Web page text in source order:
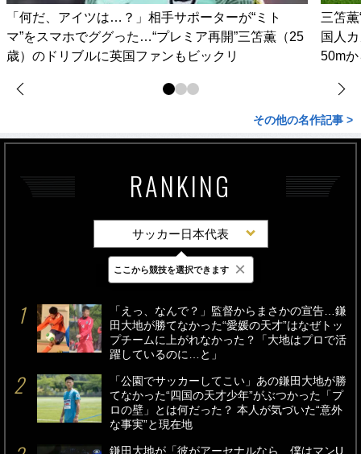
「何だ、アイツは…？」相手サポーターが“ミト
マ”をスマホでググった…“プレミア再開”三笘薫（25
歳）のドリブルに英国ファンもビックリ
三笘
国人
50m
その他の名作記事 >
RANKING
サッカー日本代表
最新 24時間 週間
「えっ、なんで？」監督からまさかの宣告…鎌
田大地が勝てなかった“愛媛の天才”はなぜトッ
プチームに上がれなかった？「大地はプロで活
躍しているのに…と」
「公園でサッカーしてこい」あの鎌田大地が勝
てなかった“四国の天才少年”がぶつかった「プ
ロの壁」とは何だった？ 本人が気づいた“意外
な事実”と現在地
鎌田大地が「彼がアーセナルなら、僕はマンU
ここから競技を選択できます ×